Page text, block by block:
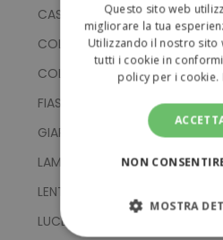
CASETTE PER UCCELLI
COLTELLI
COLTELLINI MULTIFUNZIONE
FIASCHETTE
GIARDINAGGIO
LAMPADE
LENTI DI INGRANDIMENTO
LUCE PER ESTERNI
Questo sito web
migliorare la tua
Utilizzando il nostro sito
tutti i cookie in
policy per i cookie.
NON
MOSTRA